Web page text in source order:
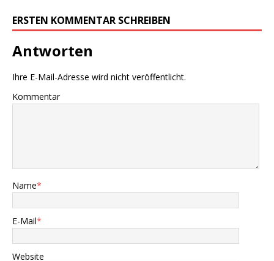
ERSTEN KOMMENTAR SCHREIBEN
Antworten
Ihre E-Mail-Adresse wird nicht veröffentlicht.
Kommentar
Name*
E-Mail*
Website